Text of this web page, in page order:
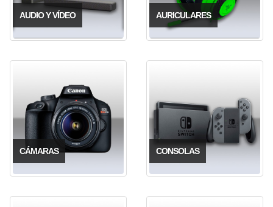
AUDIO Y VÍDEO AURICULARES
CÁMARAS CONSOLAS